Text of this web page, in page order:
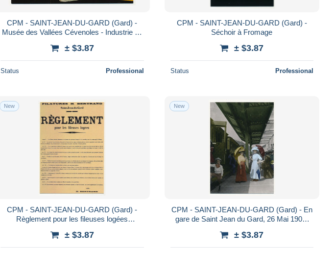
CPM - SAINT-JEAN-DU-GARD (Gard) -
Musée des Vallées Cévenoles - Industrie de
± $3.87
Status Professional
CPM - SAINT-JEAN-DU-GARD (Gard) -
Séchoir à Fromage
± $3.87
Status Professional
New
CPM - SAINT-JEAN-DU-GARD (Gard) -
Règlement pour les fileuses logées
± $3.87
New
CPM - SAINT-JEAN-DU-GARD (Gard) - En
gare de Saint Jean du Gard, 26 Mai 1909,
± $3.87